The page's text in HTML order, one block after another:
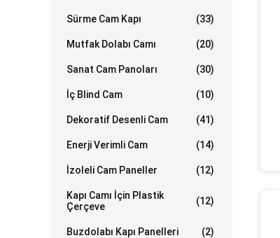
Sürme Cam Kapı (33)
Mutfak Dolabı Camı (20)
Sanat Cam Panoları (30)
İç Blind Cam (10)
Dekoratif Desenli Cam (41)
Enerji Verimli Cam (14)
İzoleli Cam Paneller (12)
Kapı Camı İçin Plastik
Çerçeve
(12)
Buzdolabı Kapı Panelleri (2)